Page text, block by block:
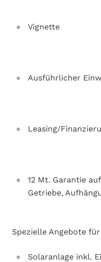
Vignette
Ausführlicher
Leasing/
12 Mt. Garantie
Getriebe,
Spezielle Angebote
Solaranlage inkl.